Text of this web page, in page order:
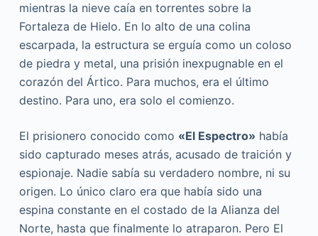
mientras la nieve caía en torrentes sobre la
Fortaleza de Hielo. En lo alto de una colina
escarpada, la estructura se erguía como un coloso
de piedra y metal, una prisión inexpugnable en el
corazón del Ártico. Para muchos, era el último
destino. Para uno, era solo el comienzo.
El prisionero conocido como «El Espectro» había
sido capturado meses atrás, acusado de traición y
espionaje. Nadie sabía su verdadero nombre, ni su
origen. Lo único claro era que había sido una
espina constante en el costado de la Alianza del
Norte, hasta que finalmente lo atraparon. Pero El